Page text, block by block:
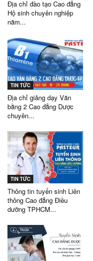
Địa chỉ đào tạo Cao đẳng
Hộ sinh chuyên nghiệp
năm...
TIN TỨC
Địa chỉ giảng dạy Văn
bằng 2 Cao đẳng Dược
chuyên...
TIN TỨC
Thông tin tuyển sinh Liên
thông Cao đẳng Điều
dưỡng TPHCM...